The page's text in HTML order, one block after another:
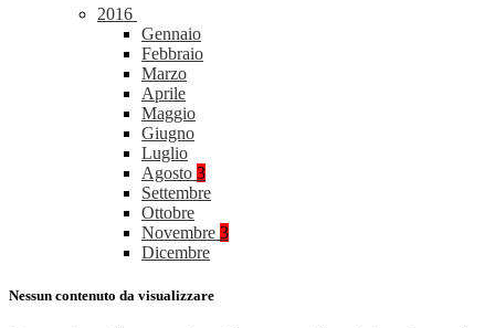
2016
Gennaio
Febbraio
Marzo
Aprile
Maggio
Giugno
Luglio
Agosto 3
Settembre
Ottobre
Novembre 3
Dicembre
Nessun contenuto da visualizzare